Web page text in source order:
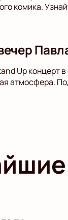
комика.
Up концерт
атмосфера.